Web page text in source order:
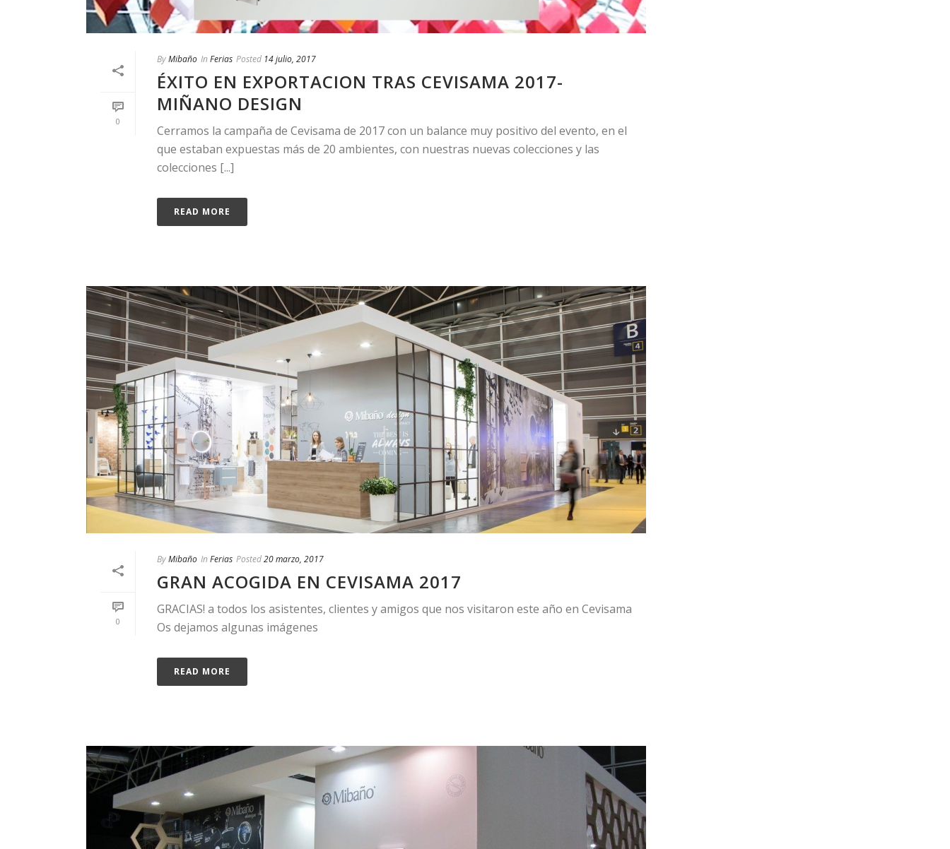
0
ByMibaño In Ferias Posted 14 julio, 2017
ÉXITO EN EXPORTACION TRAS CEVISAMA 2017-
MIÑANO DESIGN
Cerramos la campaña de Cevisama de 2017 con un balance muy positivo del evento, en el
que estaban expuestas más de 20 ambientes, con nuestras nuevas colecciones y las
colecciones [...]
READ MORE
0
ByMibaño In Ferias Posted20 marzo, 2017
GRAN ACOGIDA EN CEVISAMA 2017
GRACIAS! a todos los asistentes, clientes y amigos que nos visitaron este año en Cevisama
Os dejamos algunas imágenes
READ MORE